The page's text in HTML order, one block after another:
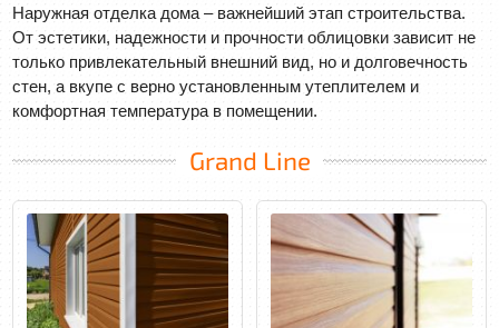
Наружная отделка дома – важнейший этап строительства.
От эстетики, надежности и прочности облицовки зависит не
только привлекательный внешний вид, но и долговечность
стен, а вкупе с верно установленным утеплителем и
комфортная температура в помещении.
Grand Line